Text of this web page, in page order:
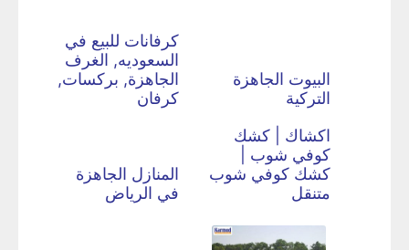
البيوت الجاهزة
التركية
كرفانات للبيع في
السعوديه, الغرف
الجاهزة, بركسات,
كرفان
اكشاك | كشك
كوفي شوب |
كشك كوفي شوب
متنقل
المنازل الجاهزة
في الرياض